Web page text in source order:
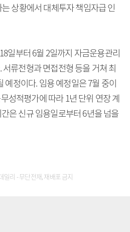
상황에서 대체투자 책임자급 인
일부터 6월 2일까지 자금운용관리
류전형과 면접전형 등을 거쳐 최
예정이다. 임용 예정일은 7월 중이
성적평가에 따라 1년 단위 연장 계
은 신규 임용일로부터 6년을 넘을
리 - 무단전재, 재배포 금지